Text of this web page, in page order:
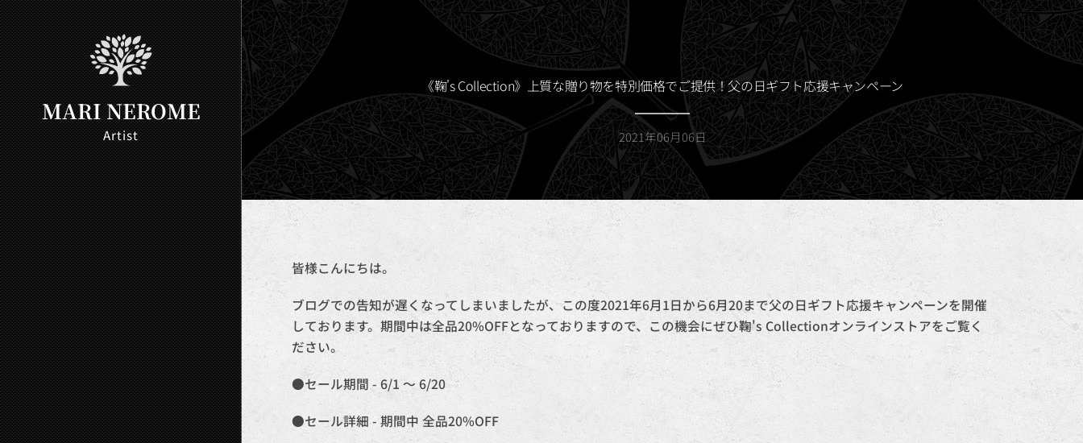
MARI NEROME
Artist
《鞠's Collection》上質な贈り物を特別価格でご提供！父の日ギフト応援キャンペーン
2021年06月06日
皆様こんにちは。
ブログでの告知が遅くなってしまいましたが、この度2021年6月1日から6月20まで父の日ギフト応援キャンペーンを開催
しております。期間中は全品20%OFFとなっておりますので、この機会にぜひ鞠's Collectionオンラインストアをご覧く
ださい。
●セール期間 - 6/1 〜 6/20
●セール詳細 - 期間中 全品20%OFF